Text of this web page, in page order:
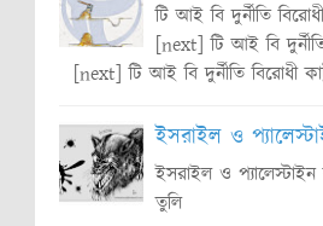
টি আই বি দুর্নীতি
[next] টি আই বি
[next] টি আই বি দুর্নীতি বিরোধী
ইসরাইল ও
ইসরাইল ও প্যালেস্টাইন
তুলি